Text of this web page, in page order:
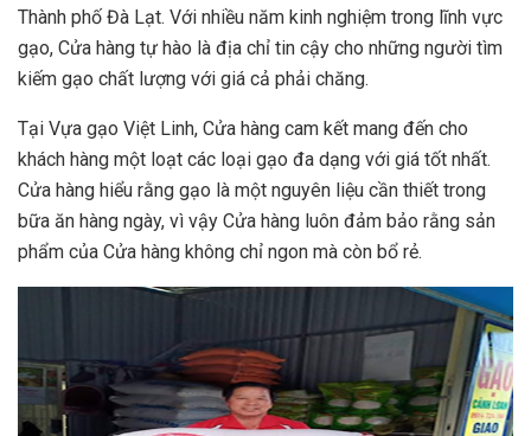
Thành phố Đà Lạt. Với nhiều năm kinh nghiệm trong lĩnh vực
gạo, Cửa hàng tự hào là địa chỉ tin cậy cho những người tìm
kiếm gạo chất lượng với giá cả phải chăng.
Tại Vựa gạo Việt Linh, Cửa hàng cam kết mang đến cho
khách hàng một loạt các loại gạo đa dạng với giá tốt nhất.
Cửa hàng hiểu rằng gạo là một nguyên liệu cần thiết trong
bữa ăn hàng ngày, vì vậy Cửa hàng luôn đảm bảo rằng sản
phẩm của Cửa hàng không chỉ ngon mà còn bổ rẻ.